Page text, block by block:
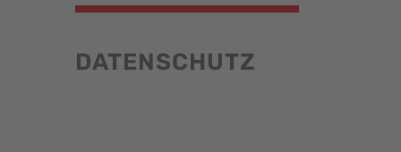
DATENSCHUTZ